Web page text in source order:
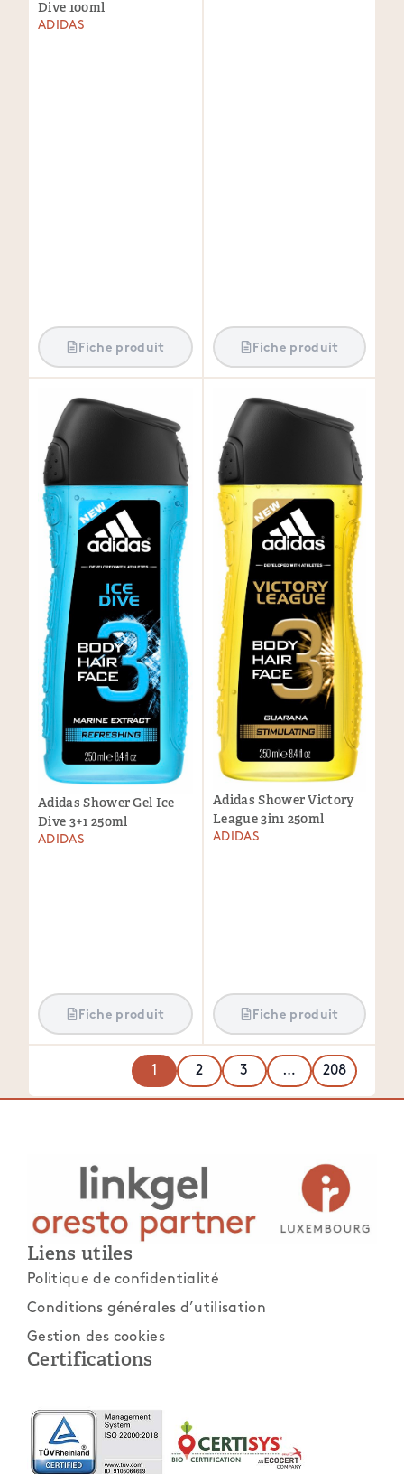
Dive 100ml
ADIDAS
Fiche produit Fiche produit
Adidas Shower Gel Ice
Dive 3+1 250ml
ADIDAS
Fiche produit
Adidas Shower Victory
League 3in1 250ml
ADIDAS
Fiche produit
1 2 3 … 208
Liens utiles
Politique de confidentialité
Conditions générales d’utilisation
Gestion des cookies
Certifications